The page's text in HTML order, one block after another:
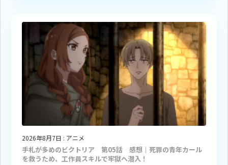
2026年8月7日 : アニメ
手札が多めのビクトリア 第05話 感想｜死罪の青年カール
を救うため、工作員スキルで牢獄へ潜入！